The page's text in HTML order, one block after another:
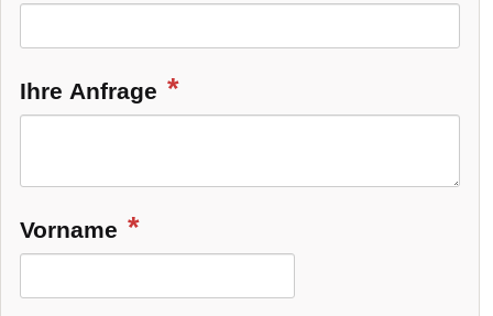
Ihre Anfrage
Vorname